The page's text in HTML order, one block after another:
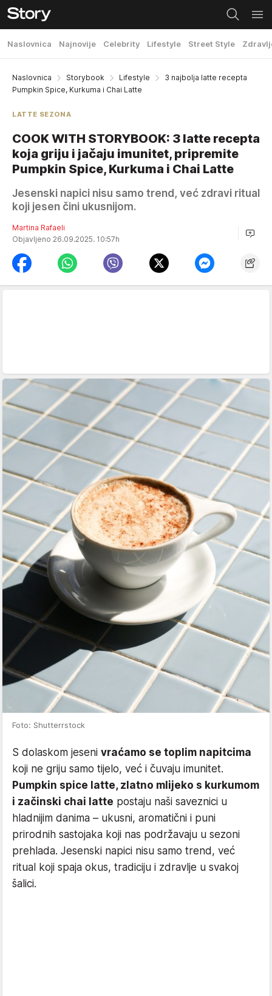
Naslovnica Najnovije Celebrity Lifestyle Street Style
Naslovnica Storybook Lifestyle
3 najbolja latte recepta
Pumpkin Spice, Kurkuma i Chai Latte
LATTE SEZONA
COOK WITH STORYBOOK: 3 latte recepta
koja griju i jačaju imunitet, pripremite
Pumpkin Spice, Kurkuma i Chai Latte
Jesenski napici nisu samo trend, već zdravi ritual
koji jesen čini ukusnijom.
Martina Rafaeli
Objavljeno 26.09.2025. 10:57h
Foto: Shutterrstock
S dolaskom jeseni vraćamo se toplim napitcima
koji ne griju samo tijelo, već i čuvaju imunitet.
Pumpkin spice latte, zlatno mlijeko s kurkumom
i začinski chai latte postaju naši saveznici u
hladnijim danima – ukusni, aromatični i puni
prirodnih sastojaka koji nas podržavaju u sezoni
prehlada. Jesenski napici nisu samo trend, već
ritual koji spaja okus, tradiciju i zdravlje u svakoj
šalici.